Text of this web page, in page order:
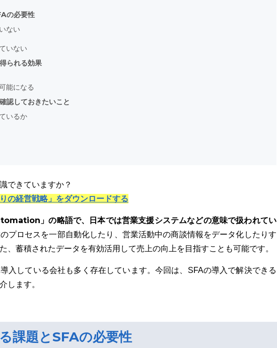
の必要性
ない
いない
られる効果
能になる
認しておきたいこと
いるか
できていますか？
の経営戦略」をダウンロードする
」の略語で、日本では営業支援システムなどの意味で扱われてい
プロセスを一部自動化したり、営業活動中の商談情報をデータ化したりす
、蓄積されたデータを有効活用して売上の向上を目指すことも可能です。
入している会社も多く存在しています。今回は、SFAの導入で解決できる
します。
課題とSFAの必要性